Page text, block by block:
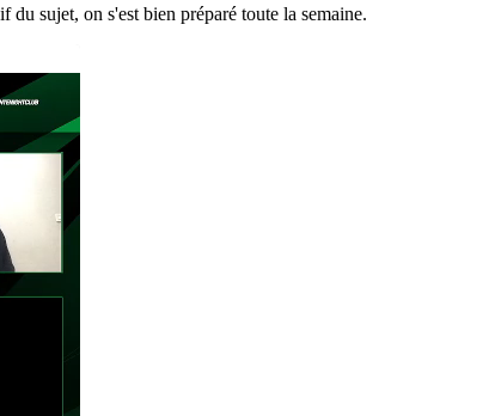
sujet, on s'est bien préparé toute la semaine.